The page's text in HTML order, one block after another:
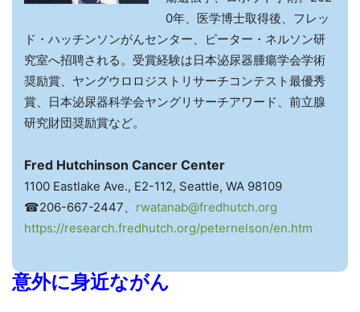
0年、医学博士取得後、フレッ
ド・ハッチンソンがんセンター、ピーター・ネルソン研
究室へ招聘される。受賞経験は日本泌尿器腫瘍学会学術
奨励賞、ヤングウロロジストリサーチコンテスト最優秀
賞、日本泌尿器科学会ヤングリサーチアワード、前立腺
研究財団奨励賞など。
Fred Hutchinson Cancer Center
1100 Eastlake Ave., E2-112, Seattle, WA 98109
☎206-667-2447、 rwatanab@fredhutch.org
https://research.fredhutch.org/peternelson/en.htm
意外に身近ながん